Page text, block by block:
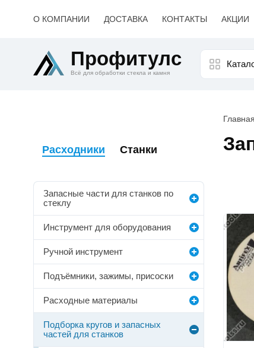
Профитулс
Всё для обработки стекла и камня
О КОМПАНИИ ДОСТАВКА КОНТАКТЫ АКЦИИ
Главная
Расходники Станки
Запасные части для станков по
стеклу
Инструмент для оборудования
Ручной инструмент
Подъёмники, зажимы, присоски
Расходные материалы
Подборка кругов и запасных
частей для станков